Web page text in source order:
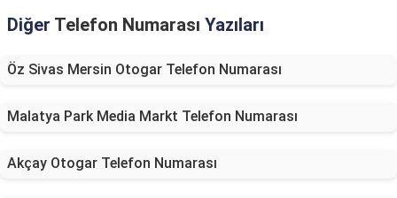
Diğer Telefon Numarası Yazıları
Öz Sivas Mersin Otogar Telefon Numarası
Malatya Park Media Markt Telefon Numarası
Akçay Otogar Telefon Numarası